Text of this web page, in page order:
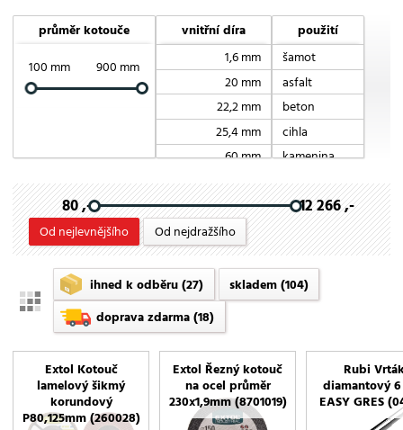
Extol craft
Extol premium Hawera
Huddy
Husqvarna Construction
Marcrist
Milwaukee
Profitech
Solga Diamant
Turbolite
průměr kotouče
100 mm
900 mm
vnitřní díra
1,6 mm
20 mm
22,2 mm
25,4 mm
60 mm
použití
šamot
asfalt
beton
cihla
kamenina
keramika
mramor
porcelán
sklo
univerzální
80 ,- 12 266 ,-
Od nejlevnějšího Od nejdražšího
ihned k odběru(27) skladem(104)
doprava zdarma(18)
Extol Kotouč
lamelový šikmý
korundový
P80,125mm (260028)
Extol Řezný kotouč
na ocel průměr
230x1,9mm (8701019)
Rubi
diamantový
EASY GRES